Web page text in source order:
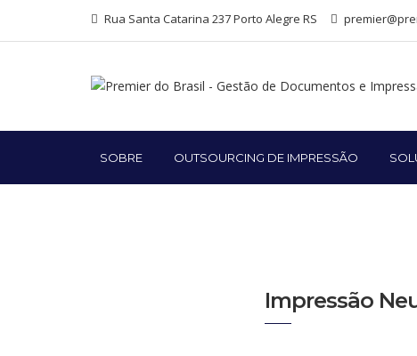
Rua Santa Catarina 237 Porto Alegre RS
SOBRE OUTSOURCING DE IMPRESSÃO
Impressão